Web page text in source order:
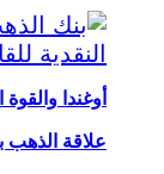
أوغندا
علاقة الذهب